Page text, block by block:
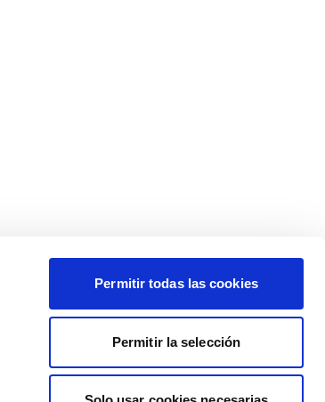
Permitir todas las cookies
Permitir la selección